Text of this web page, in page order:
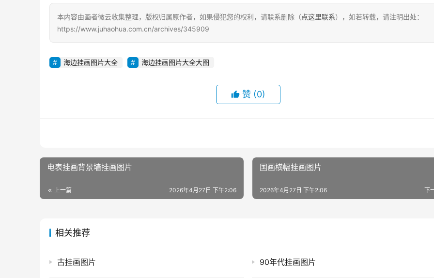
本内容由画者微云收集整理，版权归属原作者，如果侵犯您的权利，请联系删除（点这里联系），如若转载，请注明出处：
https://www.juhaohua.com.cn/archives/345909
海边挂画图片大全 海边挂画图片大全大图
赞 (0)
电表挂画背景墙挂画图片
上一篇 2026年4月27日 下午2:06
国画横幅挂画图片
下
2026年4月27日 下午2:06
相关推荐
古挂画图片 90年代挂画图片